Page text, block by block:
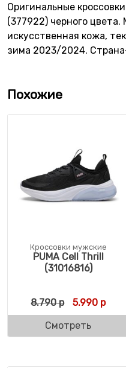
Оригинальные
(377922) черного цвета.
искусственная кожа,
зима 2023/2024.
Похожие
Кроссовки мужские
PUMA Cell Thrill
(31016816)
8.790р 5.990 р
Смотреть